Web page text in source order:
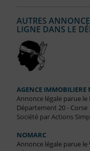
AUTRES
LIGNE DANS LE
AGENCE IMMOBILIERE
Annonce légale parue
Département 20 - Corse
Société par Actions
NOMARC
Annonce légale parue le